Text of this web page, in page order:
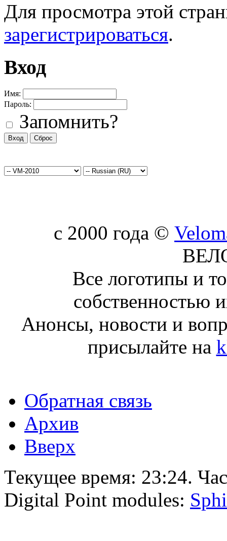
Для просмотра этой
зарегистрироваться.
Вход
Имя:
Пароль:
Запомнить?
c 2000 года ©
Все логотипы и
собственностью
Анонсы, новости и
присылайте на
Обратная связь
Архив
Вверх
Текущее время: 23:24.
Digital Point modules: